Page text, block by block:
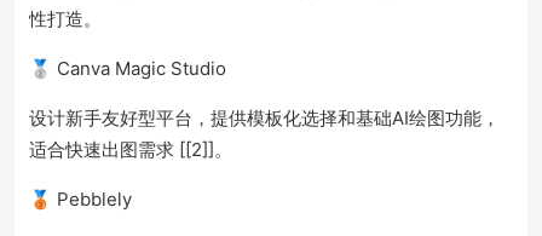
性打造。
🥈 Canva Magic Studio
设计新手友好型平台，提供模板化选择和基础AI绘图功能，
适合快速出图需求 [[2]]。
🥉 Pebblely